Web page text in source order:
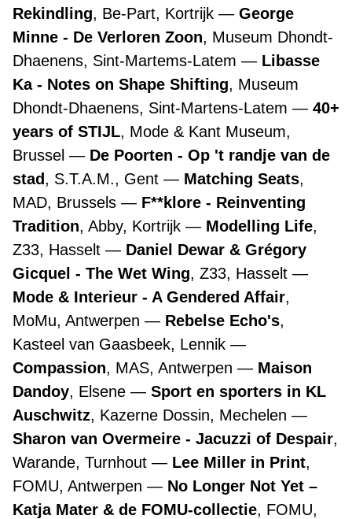
Rekindling, Be-Part, Kortrijk
George
Minne - De Verloren Zoon, Museum Dhondt-
Dhaenens, Sint-Martems-Latem
Libasse
Ka - Notes on Shape Shifting, Museum
Dhondt-Dhaenens, Sint-Martens-Latem
40+
years of STIJL, Mode & Kant Museum,
Brussel
De Poorten - Op 't randje van de
stad, S.T.A.M., Gent Matching Seats,
MAD, Brussels
F**klore - Reinventing
Tradition, Abby, Kortrijk Modelling Life,
Z33, Hasselt
Daniel Dewar & Grégory
Gicquel - The Wet Wing, Z33, Hasselt
Mode & Interieur - A Gendered Affair,
MoMu, Antwerpen
Rebelse Echo's,
Kasteel van Gaasbeek, Lennik
Compassion, MAS, Antwerpen
Maison
Dandoy, Elsene
Sport en sporters in KL
Auschwitz, Kazerne Dossin, Mechelen
Sharon van Overmeire - Jacuzzi of Despair,
Warande, Turnhout
Lee Miller in Print,
FOMU, Antwerpen
No Longer Not Yet –
Katja Mater & de FOMU-collectie, FOMU,